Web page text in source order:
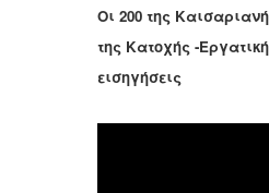
Οι 200 της
της Κατοχής -
εισηγήσεις